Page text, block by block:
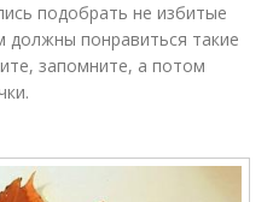
подобрать не избитые
должны понравиться такие
запомните, а потом